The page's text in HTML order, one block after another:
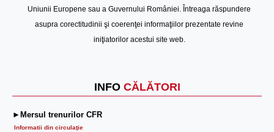
INFO CĂLĂTORI
►Mersul trenurilor CFR
Informatii din circulaţie
Uniunii Europene sau a Guvernului României. Întreaga răspundere
asupra corectitudinii şi coerenţei informaţiilor prezentate revine
iniţiatorilor acestui site web.